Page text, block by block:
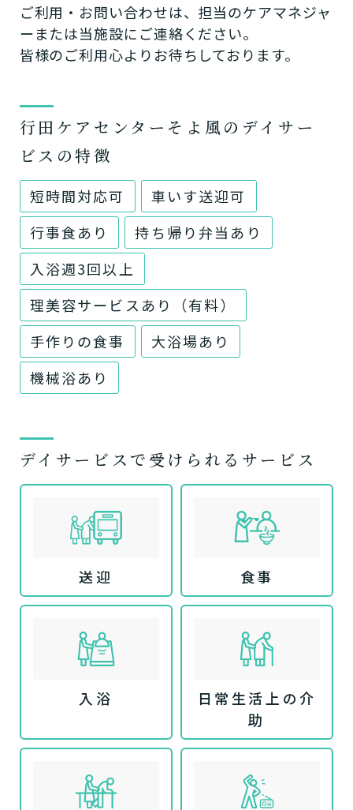
ご利用・お問い合わせは、担当のケアマネジャ
ーまたは当施設にご連絡ください。
皆様のご利用心よりお待ちしております。
行田ケアセンターそよ風のデイサー
ビスの特徴
短時間対応可
車いす送迎可
行事食あり
持ち帰り弁当あり
入浴週3回以上
理美容サービスあり（有料）
手作りの食事
大浴場あり
機械浴あり
デイサービスで受けられるサービス
送迎 食事
入浴
日常生活上の介
助